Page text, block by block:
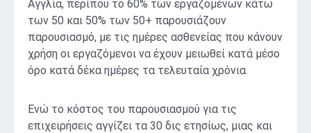
Αγγλία, περίπου το 60% των εργαζομένων κάτω
των 50 και 50% των 50+ παρουσιάζουν
παρουσιασμό, με τις ημέρες ασθενείας που κάνουν
χρήση οι εργαζόμενοι να έχουν μειωθεί κατά μέσο
όρο κατά δέκα ημέρες τα τελευταία χρόνια.
Ενώ το κόστος του παρουσιασμού για τις
επιχειρήσεις αγγίζει τα 30 δις ετησίως, μιας και